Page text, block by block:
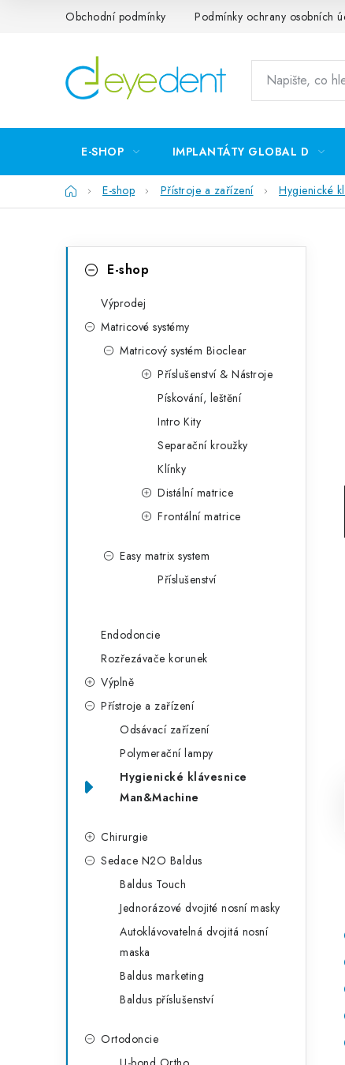
Obchodní podmínky Podmínky ochrany osobních
E-SHOP IMPLANTÁTY GLOBAL D
DomůE-shop Přístroje a zařízení Hygienické
kategorieE-shop
Výprodej
Matricové systémy
Matricový systém Bioclear
Příslušenství & Nástroje
Pískování, leštění
Intro Kity
Separační kroužky
Klínky
Distální matrice
Frontální matrice
Easy matrix system
Příslušenství
Endodoncie
Rozřezávače korunek
Výplně
Přístroje a zařízení
Odsávací zařízení
Polymerační lampy
Hygienické klávesnice
Man&Machine
Chirurgie
Sedace N2O Baldus
Baldus Touch
Jednorázové dvojité nosní masky
Autoklávovatelná dvojitá nosní
maska
Baldus marketing
Baldus příslušenství
Ortodoncie